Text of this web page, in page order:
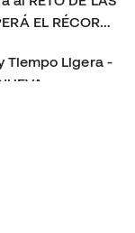
EL RÉCORD?
Tiempo Ligera -